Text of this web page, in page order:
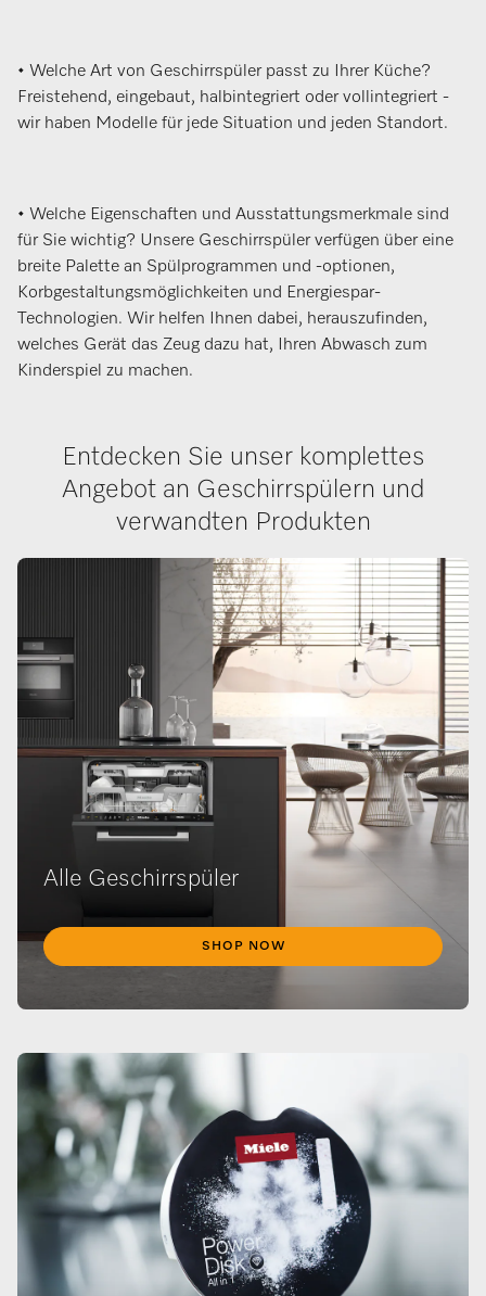
• Welche Art von Geschirrspüler passt zu Ihrer Küche?
Freistehend, eingebaut, halbintegriert oder vollintegriert -
wir haben Modelle für jede Situation und jeden Standort.
• Welche Eigenschaften und Ausstattungsmerkmale sind
für Sie wichtig? Unsere Geschirrspüler verfügen über eine
breite Palette an Spülprogrammen und -optionen,
Korbgestaltungsmöglichkeiten und Energiespar-
Technologien. Wir helfen Ihnen dabei, herauszufinden,
welches Gerät das Zeug dazu hat, Ihren Abwasch zum
Kinderspiel zu machen.
Entdecken Sie unser komplettes
Angebot an Geschirrspülern und
verwandten Produkten
Alle Geschirrspüler
SHOP NOW